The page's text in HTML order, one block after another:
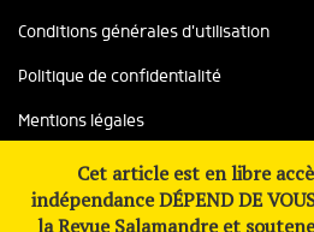
Conditions générales d'utilisation
Politique de confidentialité
Mentions légales
Copyright ©2026 Salamandre,
Site réalisé avec le
Cet article est en libre
indépendance DÉPEND DE
la Revue Salamandre et